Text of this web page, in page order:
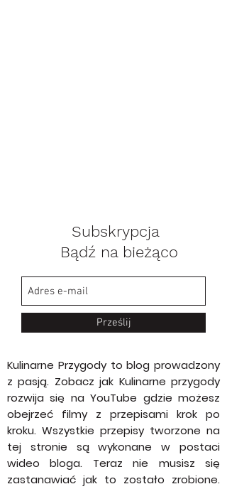
Subskrypcja
Bądź na bieżąco
Kulinarne Przygody to blog prowadzony
z pasją. Zobacz jak Kulinarne przygody
rozwija się na YouTube gdzie możesz
obejrzeć filmy z przepisami krok po
kroku. Wszystkie przepisy tworzone na
tej stronie są wykonane w postaci